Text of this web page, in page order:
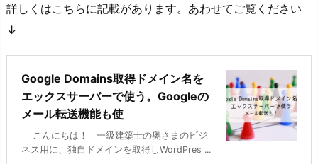
詳しくはこちらに記載があります。あわせてご覧ください
↓
Google Domains取得ドメイン名を
エックスサーバーで使う。Googleの
メール転送機能も使
こんにちは！ 一級建築士の奥さまのビジ
ネス用に、独自ドメインを取得しWordPres ...